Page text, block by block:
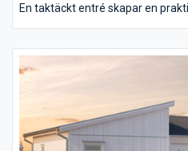
En taktäckt entré skapar en
vardagsrummet. Strax intill
matplats. Master bedroom är
som ligger i anslutning till det
förvånad över att fem rum och
teknikrum och separat
125 m² utan att det känns trångt.